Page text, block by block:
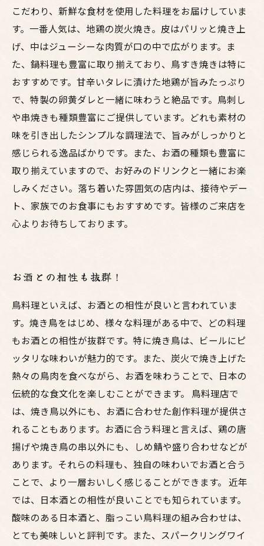
こだわり、新鮮な食材を使用した料理をお届けしていま
す。一番人気は、地鶏の炭火焼き。皮はパリッと焼き上
げ、中はジューシーな肉質が口の中で広がります。ま
た、鍋料理も豊富に取り揃えており、鳥すき焼きは特に
おすすめです。甘辛いタレに漬けた地鶏が旨みたっぷり
で、特製の卵黄ダレと一緒に味わうと絶品です。鳥刺し
や串焼きも種類豊富にご提供しています。どれも素材の
味を引き出したシンプルな調理法で、旨みがしっかりと
感じられる逸品ばかりです。また、お酒の種類も豊富に
取り揃えていますので、お好みのドリンクと一緒にお楽
しみください。落ち着いた雰囲気の店内は、接待やデー
ト、家族でのお食事にもおすすめです。皆様のご来店を
心よりお待ちしております。
お酒との相性も抜群！
鳥料理といえば、お酒との相性が良いと言われていま
す。焼き鳥をはじめ、様々な料理がある中で、どの料理
もお酒との相性が抜群です。特に焼き鳥は、ビールにピ
ッタリな味わいが魅力的です。また、炭火で焼き上げた
熱々の鳥肉を食べながら、お酒を味わうことで、日本の
伝統的な食文化を楽しむことができます。 鳥料理店で
は、焼き鳥以外にも、お酒に合わせた創作料理が提供さ
れることもあります。お酒に合う料理と言えば、鶏の唐
揚げや焼き鳥の串以外にも、しめ鯖や盛り合わせなどが
あります。それらの料理も、独自の味わいでお酒と合う
ことで、より一層おいしく感じることができます。 近年
では、日本酒との相性が良いことでも知られています。
酸味のある日本酒と、脂っこい鳥料理の組み合わせは、
とても美味しいと評判です。また、スパークリングワイ